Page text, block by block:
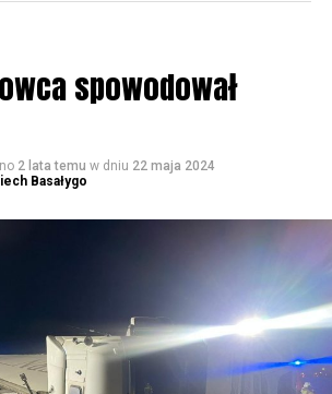
Publiczna Gminy Wolin, Parafia
Woliniespowodował
2 lata temu w dniu 22 maja 2024
Basałygo